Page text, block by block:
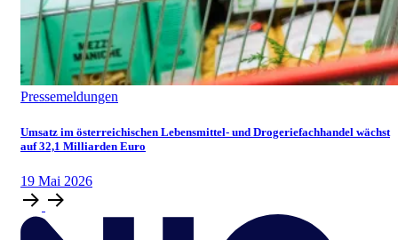
Pressemeldungen
Umsatz im österreichischen Lebensmittel- und Drogeriefachhandel wächst
auf 32,1 Milliarden Euro
19 Mai 2026